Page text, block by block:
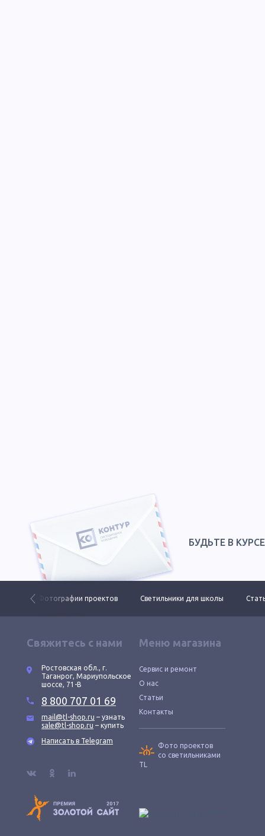
БУДЬТЕ В
Фотографии проектов Светильники для школы
Свяжитесь с нами
Ростовская обл., г.
Таганрог, Мариупольское
шоссе, 71-В
8 800 707 01 69
mail@tl-shop.ru – узнать
sale@tl-shop.ru – купить
Написать в Telegram
Меню магазина
Сервис и ремонт
О нас
Статьи
Контакты
Фото проектов
со светильниками
TL